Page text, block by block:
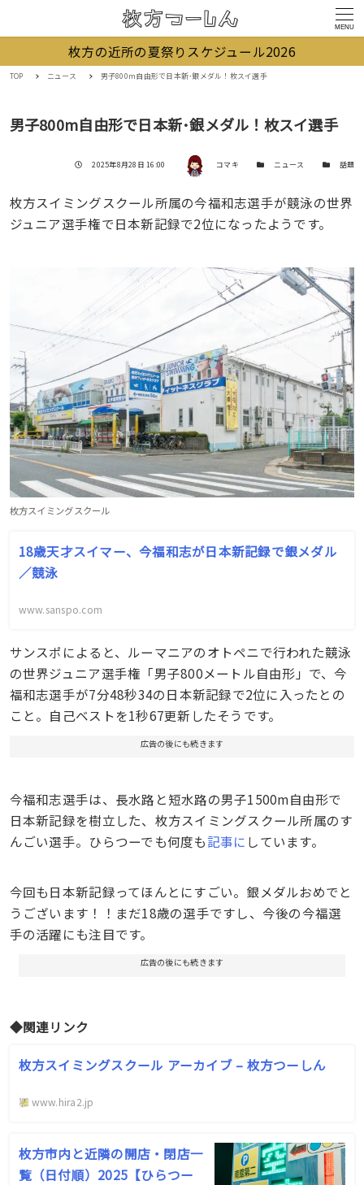
MENU
枚方の近所の夏祭りスケジュール2026
TOP ニュース 男子800m自由形で日本新･銀メダル！枚スイ選手
男子800m自由形で日本新･銀メダル！枚スイ選手
投稿日
2025年8月28日 16:00 著者 コマキ カテゴリー
ニュース カテゴリー
話題
枚方スイミングスクール所属の今福和志選手が競泳の世界
ジュニア選手権で日本新記録で2位になったようです。
枚方スイミングスクール
18歳天才スイマー、今福和志が日本新記録で銀メダル
／競泳
www.sanspo.com
サンスポによると、ルーマニアのオトペニで行われた競泳
の世界ジュニア選手権「男子800メートル自由形」で、今
福和志選手が7分48秒34の日本新記録で2位に入ったとの
こと。自己ベストを1秒67更新したそうです。
広告の後にも続きます
今福和志選手は、長水路と短水路の男子1500m自由形で
日本新記録を樹立した、枚方スイミングスクール所属のす
んごい選手。ひらつーでも何度も記事に しています。
今回も日本新記録ってほんとにすごい。銀メダルおめでと
うございます！！まだ18歳の選手ですし、今後の今福選
手の活躍にも注目です。
広告の後にも続きます
◆関連リンク
枚方スイミングスクール アーカイブ – 枚方つーしん
www.hira2.jp
枚方市内と近隣の開店・閉店一
覧（日付順）2025【ひらつー